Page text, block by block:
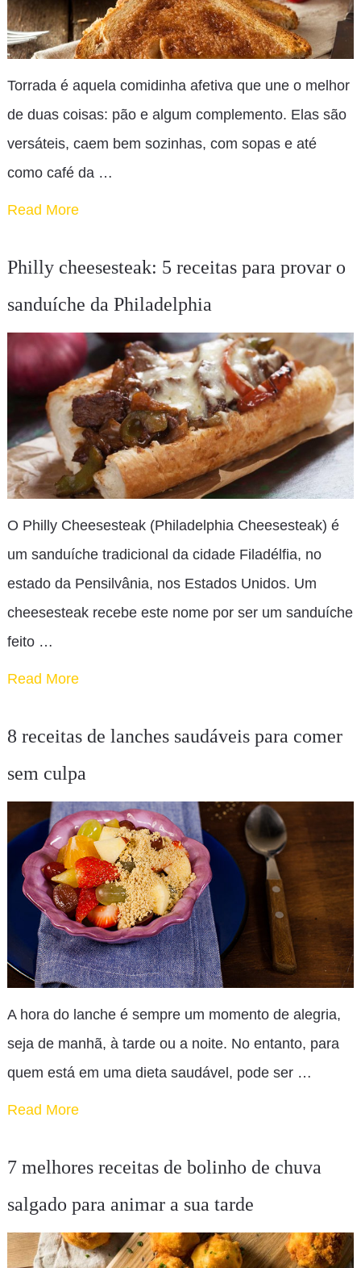
Torrada é aquela comidinha afetiva que une o melhor
de duas coisas: pão e algum complemento. Elas são
versáteis, caem bem sozinhas, com sopas e até
como café da …
Read More
Philly cheesesteak: 5 receitas para provar o
sanduíche da Philadelphia
O Philly Cheesesteak (Philadelphia Cheesesteak) é
um sanduíche tradicional da cidade Filadélfia, no
estado da Pensilvânia, nos Estados Unidos. Um
cheesesteak recebe este nome por ser um sanduíche
feito …
Read More
8 receitas de lanches saudáveis para comer
sem culpa
A hora do lanche é sempre um momento de alegria,
seja de manhã, à tarde ou a noite. No entanto, para
quem está em uma dieta saudável, pode ser …
Read More
7 melhores receitas de bolinho de chuva
salgado para animar a sua tarde